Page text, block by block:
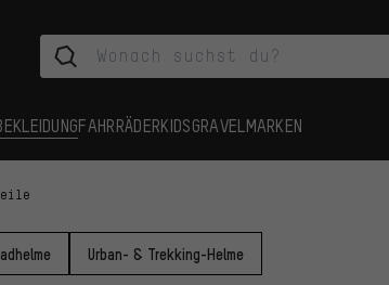
FAHRRÄDERKIDSGRAVEL MARKEN
Urban- & Trekking-Helme